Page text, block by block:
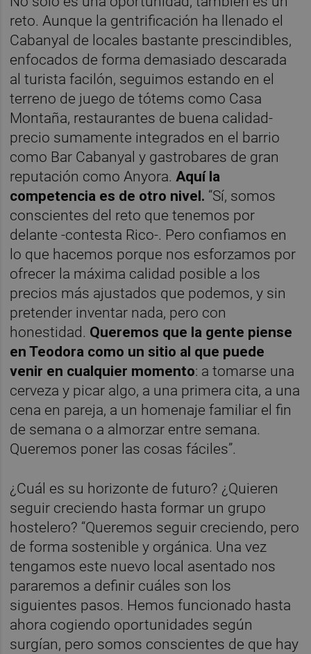
reto. Aunque la gentrificación ha llenado el
Cabanyal de locales bastante prescindibles,
enfocados de forma demasiado descarada
al turista facilón, seguimos estando en el
terreno de juego de tótems como Casa
Montaña, restaurantes de buena calidad-
precio sumamente integrados en el barrio
como Bar Cabanyal y gastrobares de gran
reputación como Anyora. Aquí la
competencia es de otro nivel. “Sí, somos
conscientes del reto que tenemos por
delante -contesta Rico-. Pero confiamos en
lo que hacemos porque nos esforzamos por
ofrecer la máxima calidad posible a los
precios más ajustados que podemos, y sin
pretender inventar nada, pero con
honestidad. Queremos que la gente piense
en Teodora como un sitio al que puede
venir en cualquier momento: a tomarse una
cerveza y picar algo, a una primera cita, a una
cena en pareja, a un homenaje familiar el fin
de semana o a almorzar entre semana.
Queremos poner las cosas fáciles”.
¿Cuál es su horizonte de futuro? ¿Quieren
seguir creciendo hasta formar un grupo
hostelero? “Queremos seguir creciendo, pero
de forma sostenible y orgánica. Una vez
tengamos este nuevo local asentado nos
pararemos a definir cuáles son los
siguientes pasos. Hemos funcionado hasta
ahora cogiendo oportunidades según
surgían, pero somos conscientes de que hay